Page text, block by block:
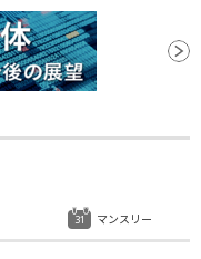
マンスリー